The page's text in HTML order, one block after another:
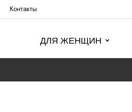
Контакты
ДЛЯ ЖЕНЩИН